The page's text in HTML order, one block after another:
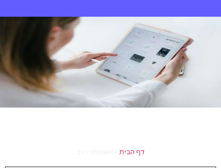
דף הבית